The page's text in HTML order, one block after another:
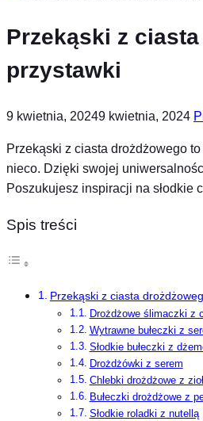
Przekąski z
przystawki
9 kwietnia, 20249 kwietnia, 2024
Przekąski z ciasta drożdżowego
nieco. Dzięki swojej
Poszukujesz inspiracji na słodkie
Spis treści
Przekąski z ciasta
Drożdżowe ślimaczki z
Wytrawne bułeczki z
Słodkie bułeczki z
Drożdżówki z serem
Chlebki drożdżowe z
Bułeczki drożdżowe z
Słodkie roladki z nutellą